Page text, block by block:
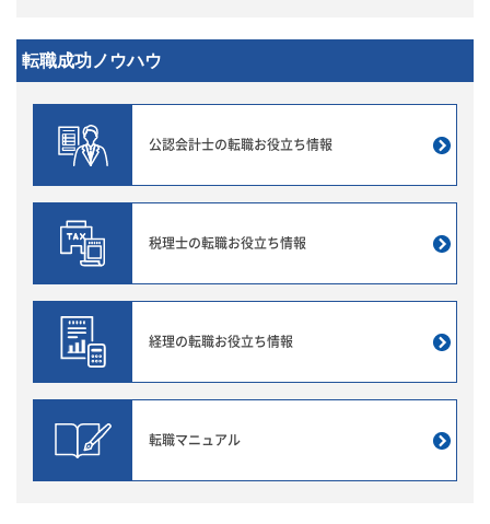
転職成功ノウハウ
公認会計士の転職お役立ち情報
税理士の転職お役立ち情報
経理の転職お役立ち情報
転職マニュアル